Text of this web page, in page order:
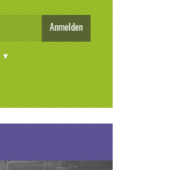
Anmelden